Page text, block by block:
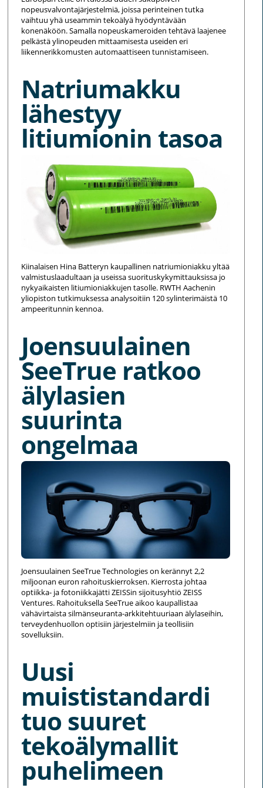
nopeusvalvontajärjestelmiä, joissa perinteinen tutka
vaihtuu yhä useammin tekoälyä hyödyntävään
konenäköön. Samalla nopeuskameroiden tehtävä laajenee
pelkästä ylinopeuden mittaamisesta useiden eri
liikennerikkomusten automaattiseen tunnistamiseen.
Natriumakku
lähestyy
litiumionin tasoa
Kiinalaisen Hina Batteryn kaupallinen natriumioniakku yltää
valmistuslaadultaan ja useissa suorituskykymittauksissa jo
nykyaikaisten litiumioniakkujen tasolle. RWTH Aachenin
yliopiston tutkimuksessa analysoitiin 120 sylinterimäistä 10
ampeeritunnin kennoa.
Joensuulainen
SeeTrue ratkoo
älylasien
suurinta
ongelmaa
Joensuulainen SeeTrue Technologies on kerännyt 2,2
miljoonan euron rahoituskierroksen. Kierrosta johtaa
optiikka- ja fotoniikkajätti ZEISSin sijoitusyhtiö ZEISS
Ventures. Rahoituksella SeeTrue aikoo kaupallistaa
vähävirtaista silmänseuranta-arkkitehtuuriaan älylaseihin,
terveydenhuollon optisiin järjestelmiin ja teollisiin
sovelluksiin.
Uusi
muististandardi
tuo suuret
tekoälymallit
puhelimeen